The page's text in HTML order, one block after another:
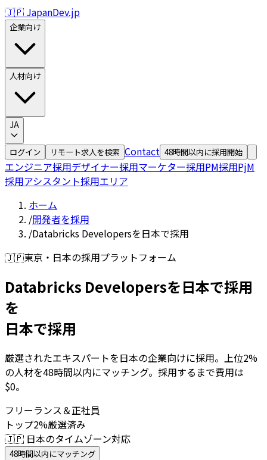
🇯🇵 JapanDev.jp
企業向け
人材向け
JA
ログイン リモート求人を検索 Contact 48時間以内に採用開始
エンジニア採用デザイナー採用マーケター採用PM採用PjM
採用アシスタント採用エリア
ホーム
/開発者を採用
/Databricks Developersを日本で採用
🇯🇵東京・日本の採用プラットフォーム
Databricks Developersを日本で採用
を
日本で採用
厳選されたエキスパートを日本の企業向けに採用。上位2%
の人材を48時間以内にマッチング。採用するまで費用は
$0。
フリーランス＆正社員
トップ2%厳選済み
🇯🇵 日本のタイムゾーン対応
48時間以内にマッチング